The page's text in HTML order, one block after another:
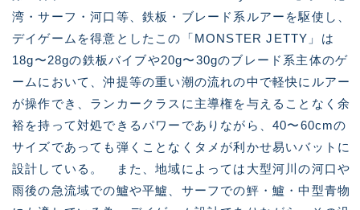
湾・サーフ・河口等、鉄板・ブレード系ルアーを駆使し、
デイゲームを得意としたこの「MONSTER JETTY」は
18g〜28gの鉄板バイブや20g〜30gのブレード系主体のゲ
ームにおいて、沖提等の重い潮の流れの中で軽快にルアー
が操作でき、ランカークラスに主導権を与えることなく余
裕を持って対処できるパワーでありながら、40〜60cmの
サイズであっても弾くことなくタメが利かせ易いバットに
設計している。 また、地域によっては大型河川の河口や
雨後の急流域での鱸や平鱸、サーフでの鮃・鱸・中型青物